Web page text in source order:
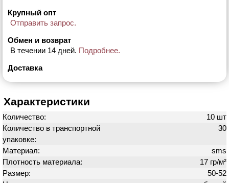
Крупный опт
Отправить запрос.
Обмен и возврат
В течении 14 дней. Подробнее.
Доставка
Характеристики
Количество:
10 шт
Количество в транспортной
упаковке:
30
Материал:
sms
Плотность материала:
17 гр/м²
Размер:
50-52